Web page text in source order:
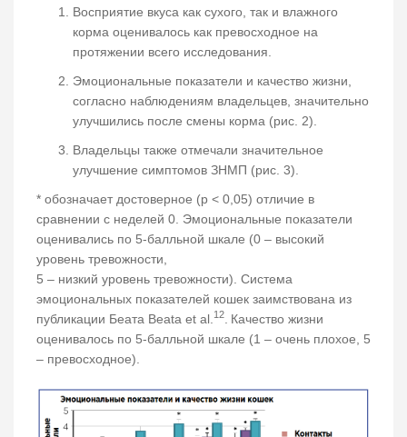
Восприятие вкуса как сухого, так и влажного
корма оценивалось как превосходное на
протяжении всего исследования.
Эмоциональные показатели и качество жизни,
согласно наблюдениям владельцев, значительно
улучшились после смены корма (рис. 2).
Владельцы также отмечали значительное
улучшение симптомов ЗНМП (рис. 3).
* обозначает достоверное (p < 0,05) отличие в
сравнении с неделей 0. Эмоциональные показатели
оценивались по 5-балльной шкале (0 – высокий
уровень тревожности,
5 – низкий уровень тревожности). Система
эмоциональных показателей кошек заимствована из
публикации Беата Beata et al. 12
Качество жизни
оценивалось по 5-балльной шкале (1 – очень плохое, 5
– превосходное).